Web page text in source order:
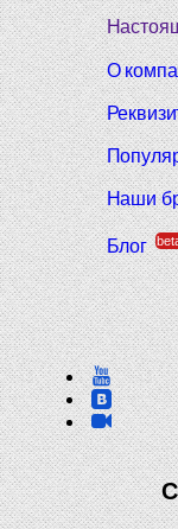
О
Наши
Блог